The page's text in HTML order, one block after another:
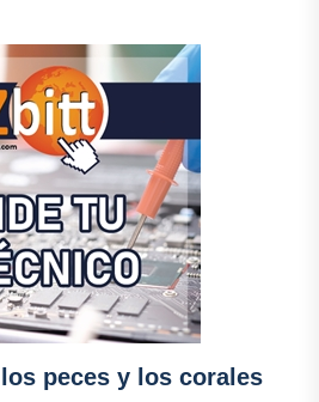
peces y los corales